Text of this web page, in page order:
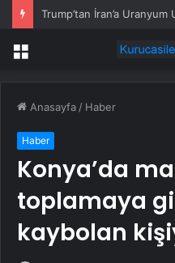
Trump’tan İran’a Uranyum
Menü
Anasayfa / Haber
Haber
Konya’da
toplamaya
kaybolan